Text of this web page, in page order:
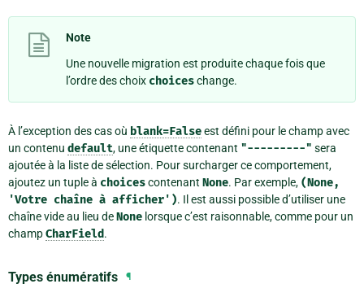
Note
Une nouvelle migration est produite chaque fois que
l’ordre des choix choiceschange.
À l’exception des cas où blank=Falseest défini pour le champ avec
un contenu default, une étiquette contenant "---------" sera
ajoutée à la liste de sélection. Pour surcharger ce comportement,
ajoutez un tuple à choicescontenant None. Par exemple, (None,
'Votre chaîne à afficher'). Il est aussi possible d’utiliser une
chaîne vide au lieu deNone lorsque c’est raisonnable, comme pour un
champCharField.
Types énumératifs ¶